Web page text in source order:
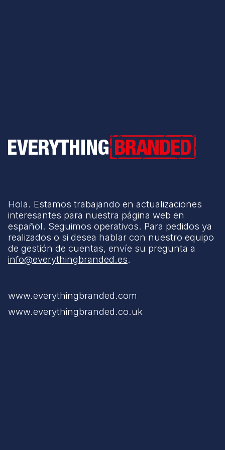
Everything Branded
Hola. Estamos trabajando en actualizaciones
interesantes para nuestra página web en
español. Seguimos operativos. Para pedidos ya
realizados o si desea hablar con nuestro equipo
de gestión de cuentas, envíe su pregunta a
info@everythingbranded.es.
www.everythingbranded.com
www.everythingbranded.co.uk